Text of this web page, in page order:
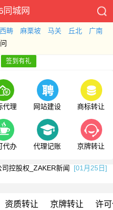
同城网
西畴 麻栗坡 马关 丘北
广南
签到有礼
代理 网站建设 商标转让
代办 代理记账 京牌转让
控股权_ZAKER新闻 [01月25日]
浙江伟星新型建材股份有限公司关于收购北京松田程科技有限公司控股权的公告
资质转让 京牌转让 许